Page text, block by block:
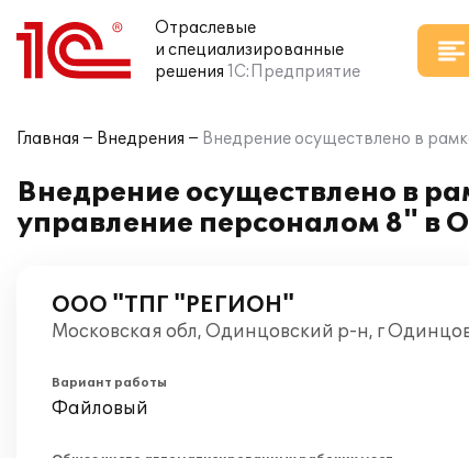
Отраслевые
и специализированные
решения 1С:Предприятие
Главная Внедрения Внедрение осуществлено в
Внедрение осуществлено в
управление персоналом 8"
ООО "ТПГ "РЕГИОН"
Московская обл, Одинцовский р-н, г
Вариант работы
Файловый